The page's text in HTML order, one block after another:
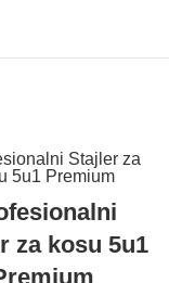
za kosu 5u1